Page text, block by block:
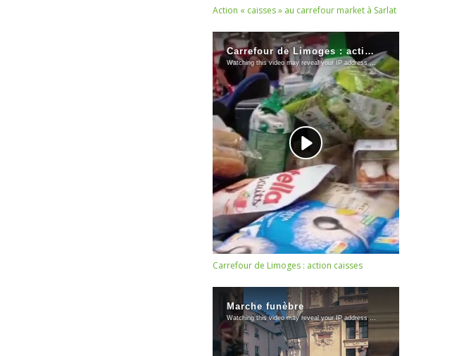
Action « caisses » au carrefour market à Sarlat
Carrefour de Limoges : action caisses